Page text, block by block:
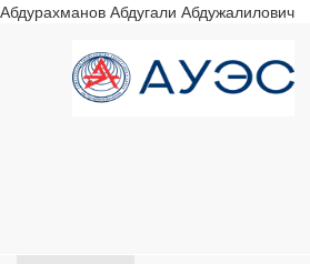
Абдурахманов Абдугали Абдужалилович